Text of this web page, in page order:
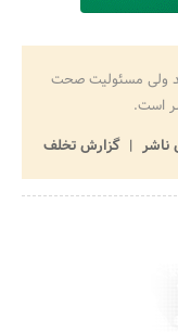
ولی مسئولیت صحت
است.
ناشر
گزارش تخلف